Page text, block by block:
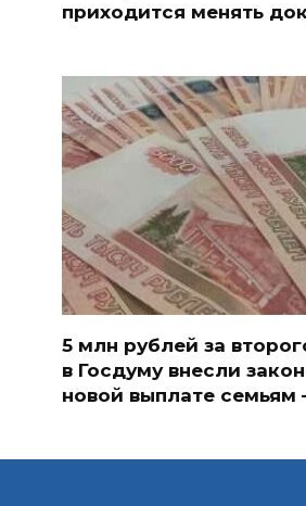
приходится менять
5 млн рублей за
в Госдуму внесли
новой выплате